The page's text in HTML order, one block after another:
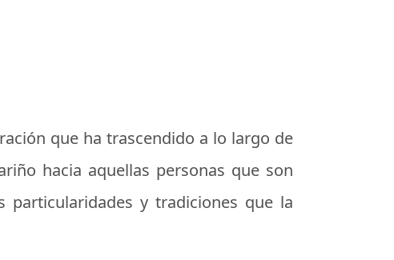
que ha trascendido a lo largo de
hacia aquellas personas que son
particularidades y tradiciones que la